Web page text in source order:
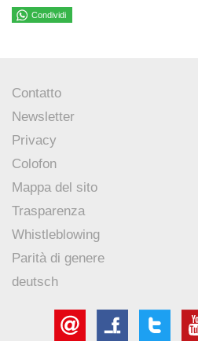
Condividi
Contatto
Newsletter
Privacy
Colofon
Mappa del sito
Trasparenza
Whistleblowing
Parità di genere
deutsch